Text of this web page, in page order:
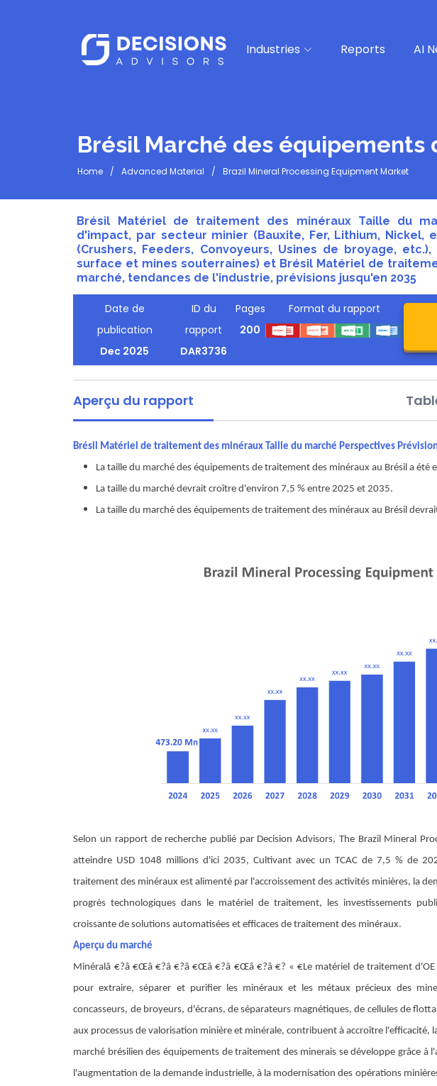
Industries Reports AI
Brésil Marché des
Home Advanced Material Brazil Mineral Processing Equipment Market
Brésil Matériel de traitement des minéraux Taille du
d'impact, par secteur minier (Bauxite, Fer, Lithium, Nickel,
(Crushers, Feeders, Convoyeurs, Usines de broyage,
surface et mines souterraines) et Brésil Matériel de
marché, tendances de l'industrie, prévisions jusqu'en 2035
Date de
publication
Dec 2025
ID du
rapport
DAR3736
Pages
200
Format du rapport
Aperçu du rapport
Brésil Matériel de traitement des minéraux Taille du marché Perspectives
La taille du marché des équipements de traitement des minéraux au Brésil a
La taille du marché devrait croître d'environ 7,5 % entre 2025 et 2035.
La taille du marché des équipements de traitement des minéraux au Brésil
Selon un rapport de recherche publié par Decision Advisors, The Brazil Mineral
atteindre USD 1048 millions d'ici 2035, Cultivant avec un TCAC de 7,5 % de
traitement des minéraux est alimenté par l'accroissement des activités minières, la
progrès technologiques dans le matériel de traitement, les investissements
croissante de solutions automatisées et efficaces de traitement des minéraux.
Aperçu du marché
Minéralâ €?â €Œâ €?â €?â €Œâ €?â €Œâ €?â €? « €Le matériel de traitement
pour extraire, séparer et purifier les minéraux et les métaux précieux des
concasseurs, de broyeurs, d'écrans, de séparateurs magnétiques, de cellules de
aux processus de valorisation minière et minérale, contribuent à accroître l'efficacité,
marché brésilien des équipements de traitement des minerais se développe grâce à
l'augmentation de la demande industrielle, à la modernisation des opérations